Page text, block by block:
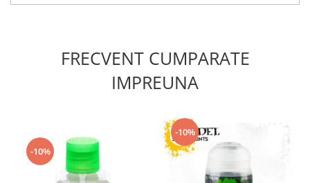
Real Colors Markers
Playmarkers
Vopsele acrilice & Seturi de vopsele
Vegetatie
Décor
Sol Diorama
FRECVENT CUMPARATE
IMPREUNA
-10%
-10%